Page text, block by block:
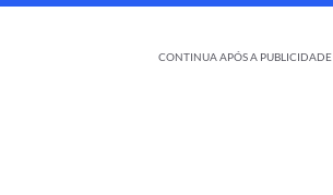
CONTINUA APÓS A PUBLICIDADE